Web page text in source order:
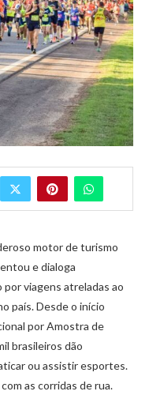
motor de turismo
e dialoga
viagens atreladas ao
país. Desde o início
por Amostra de
brasileiros dão
ou assistir esportes.
as corridas de rua.